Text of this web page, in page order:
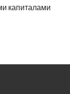
капиталами